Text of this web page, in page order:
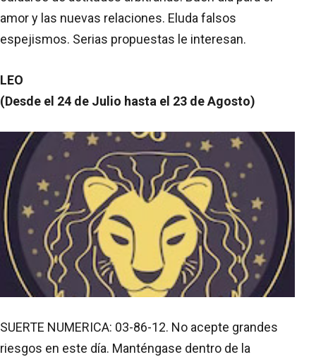
amor y las nuevas relaciones. Eluda falsos
espejismos. Serias propuestas le interesan.
LEO
(Desde el 24 de Julio hasta el 23 de Agosto)
SUERTE NUMERICA: 03-86-12. No acepte grandes
riesgos en este día. Manténgase dentro de la